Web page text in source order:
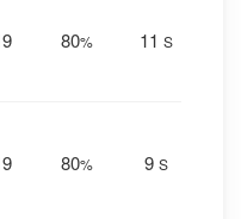
80% 11 S
80% 9 S